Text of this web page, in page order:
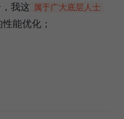
我这 属于广大底层人士
能优化；